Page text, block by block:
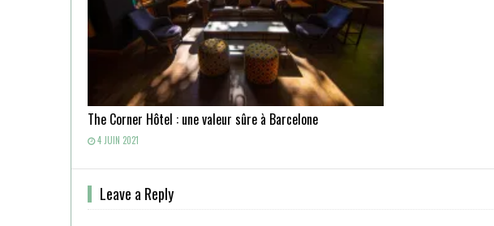
The Corner Hôtel : une valeur sûre à Barcelone
4 JUIN 2021
Leave a Reply